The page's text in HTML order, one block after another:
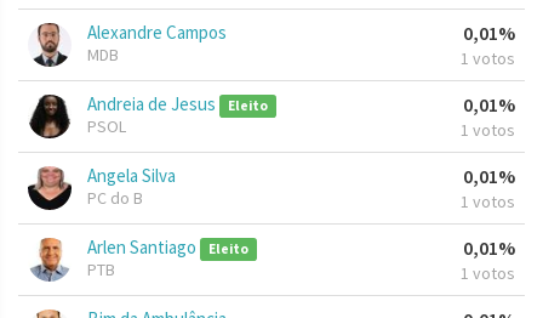
Alexandre Campos
MDB
0,01%
1 votos
Andreia de Jesus Eleito
PSOL
0,01%
1 votos
Angela Silva
PC do B
0,01%
1 votos
Arlen Santiago Eleito
PTB
0,01%
1 votos